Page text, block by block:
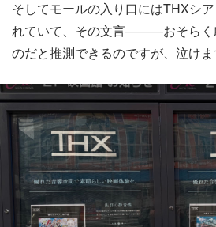
そしてモールの入り口にはTHXシ
れていて、その文言―――おそらく
のだと推測できるのですが、泣けま